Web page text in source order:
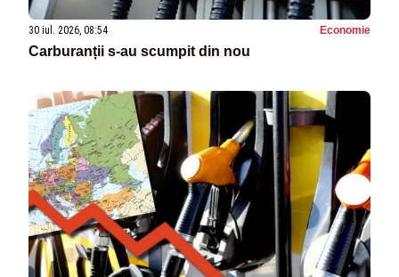
30 iul. 2026, 08:54 Economie
Carburanții s-au scumpit din nou